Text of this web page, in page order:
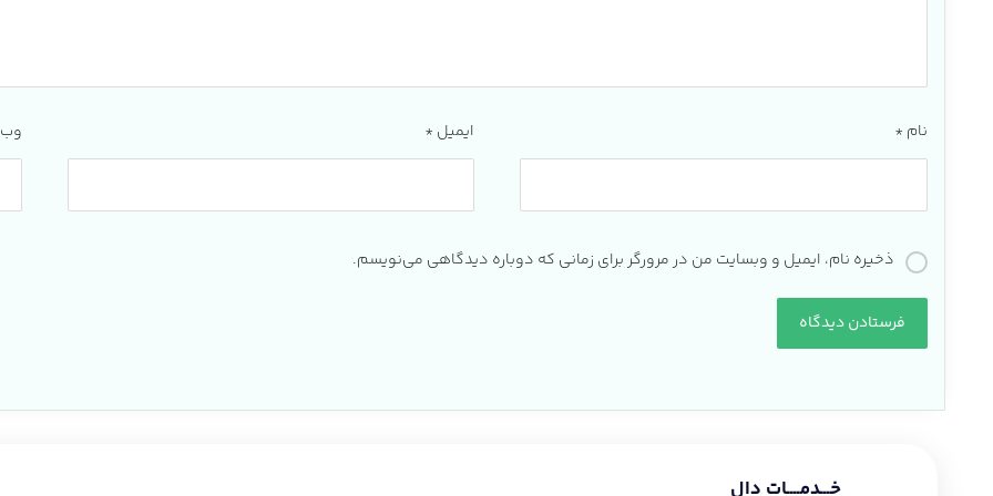
نام * ایمیل *
ذخیره نام، ایمیل و وبسایت من در مرورگر برای زمانی که دوباره دیدگاهی می‌نویسم.
خـــدمــــات دال